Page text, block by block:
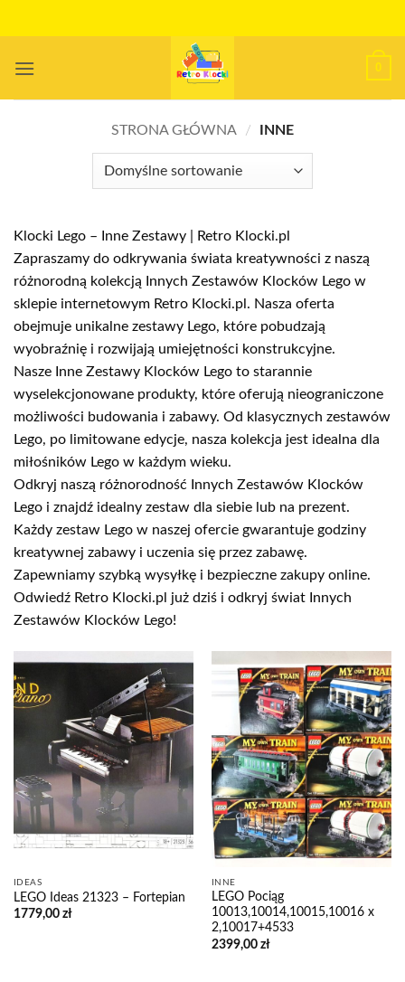
0
STRONA GŁÓWNA / INNE
Klocki Lego – Inne Zestawy | Retro Klocki.pl
Zapraszamy do odkrywania świata kreatywności z naszą
różnorodną kolekcją Innych Zestawów Klocków Lego w
sklepie internetowym Retro Klocki.pl. Nasza oferta
obejmuje unikalne zestawy Lego, które pobudzają
wyobraźnię i rozwijają umiejętności konstrukcyjne.
Nasze Inne Zestawy Klocków Lego to starannie
wyselekcjonowane produkty, które oferują nieograniczone
możliwości budowania i zabawy. Od klasycznych zestawów
Lego, po limitowane edycje, nasza kolekcja jest idealna dla
miłośników Lego w każdym wieku.
Odkryj naszą różnorodność Innych Zestawów Klocków
Lego i znajdź idealny zestaw dla siebie lub na prezent.
Każdy zestaw Lego w naszej ofercie gwarantuje godziny
kreatywnej zabawy i uczenia się przez zabawę.
Zapewniamy szybką wysyłkę i bezpieczne zakupy online.
Odwiedź Retro Klocki.pl już dziś i odkryj świat Innych
Zestawów Klocków Lego!
IDEAS
LEGO Ideas 21323 – Fortepian
1779,00 zł
INNE
LEGO Pociąg
10013,10014,10015,10016 x
2,10017+4533
2399,00 zł